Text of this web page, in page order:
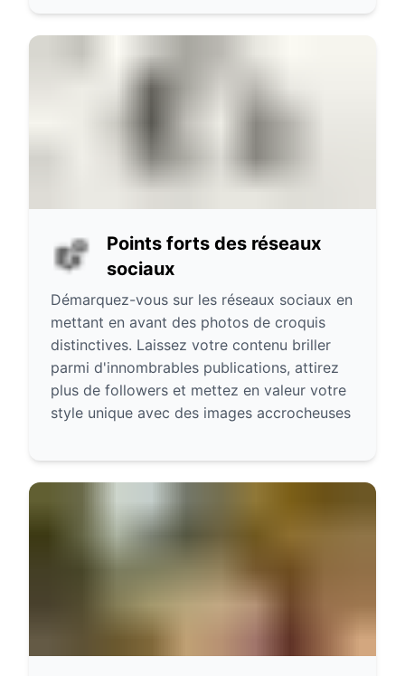
Points forts des réseaux
sociaux
Démarquez-vous sur les réseaux sociaux en
mettant en avant des photos de croquis
distinctives. Laissez votre contenu briller
parmi d'innombrables publications, attirez
plus de followers et mettez en valeur votre
style unique avec des images accrocheuses